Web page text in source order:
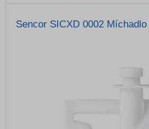
Sencor SICXD 0002